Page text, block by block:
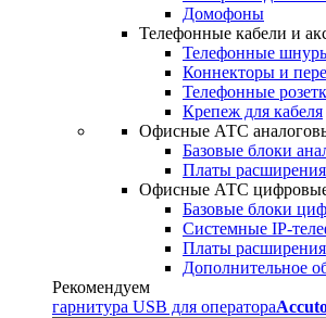
Домофоны
Телефонные кабели и
Телефонные
Коннекторы и
Телефонные
Крепеж для кабеля
Офисные АТС
Базовые блоки
Платы расширения
Офисные АТС
Базовые блоки
Системные IP-
Платы расширения
Дополнительное
Рекомендуем
гарнитура USB для оператора